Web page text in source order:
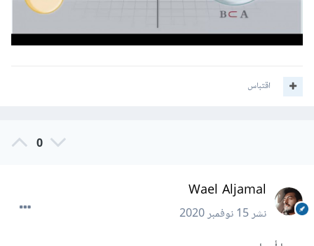
اقتباس
0
Wael Aljamal
نشر15 نوفمبر 2020